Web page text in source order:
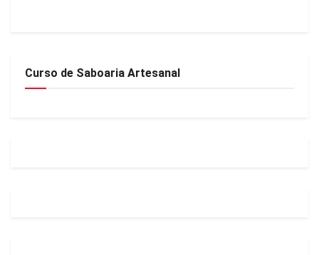
Curso de Saboaria Artesanal